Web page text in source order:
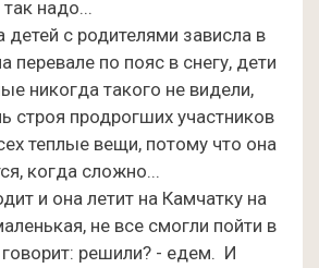
надо...
детей с родителями зависла в
перевале по пояс в снегу, дети
никогда такого не видели,
строя продрогших участников
теплые вещи, потому что она
когда сложно...
и она летит на Камчатку на
не все смогли пойти в
говорит: решили? - едем. И